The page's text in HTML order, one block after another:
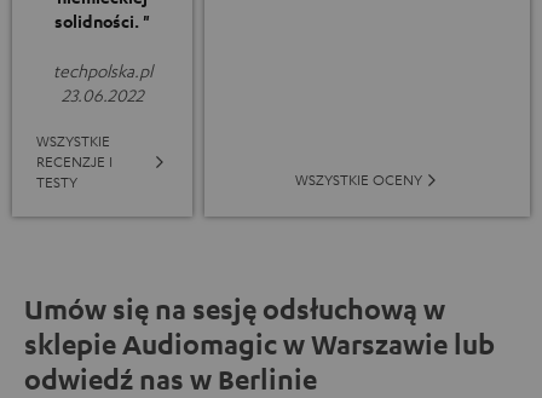
solidności. "
techpolska.pl
23.06.2022
WSZYSTKIE
RECENZJE I
TESTY
WSZYSTKIE OCENY
Umów się na sesję odsłuchową w
sklepie Audiomagic w Warszawie lub
odwiedź nas w Berlinie